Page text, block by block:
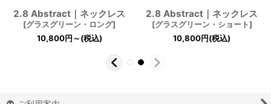
2.8 Abstract｜ネックレス
[グラスグリーン・ロング]
10,800円～(税込)
2.8 Abstract｜ネックレス
[グラスグリーン・ショート]
10,800円(税込)